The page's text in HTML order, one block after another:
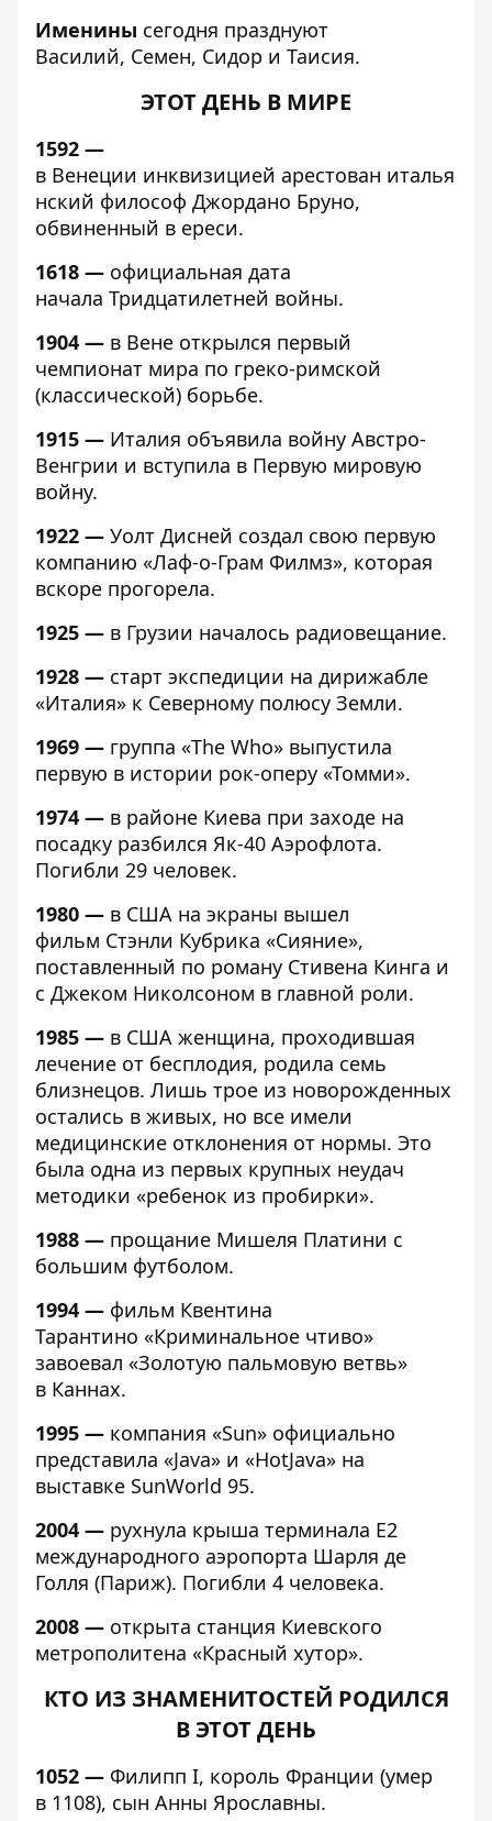
Именины сегодня празднуют
Василий, Семен, Сидор и Таисия.
ЭТОТ ДЕНЬ В МИРЕ
1592 —
в Венеции инквизицией арестован италья
нский философ Джордано Бруно,
обвиненный в ереси.
1618 — официальная дата
начала Тридцатилетней войны.
1904 — в Вене открылся первый
чемпионат мира по греко-римской
(классической) борьбе.
1915 — Италия объявила войну Австро-
Венгрии и вступила в Первую мировую
войну.
1922 — Уолт Дисней создал свою первую
компанию «Лаф-о-Грам Филмз», которая
вскоре прогорела.
1925 — в Грузии началось радиовещание.
1928 — старт экспедиции на дирижабле
«Италия» к Северному полюсу Земли.
1969 — группа «The Who» выпустила
первую в истории рок-оперу «Томми».
1974 — в районе Киева при заходе на
посадку разбился Як-40 Аэрофлота.
Погибли 29 человек.
1980 — в США на экраны вышел
фильм Стэнли Кубрика «Сияние»,
поставленный по роману Стивена Кинга и
с Джеком Николсоном в главной роли.
1985 — в США женщина, проходившая
лечение от бесплодия, родила семь
близнецов. Лишь трое из новорожденных
остались в живых, но все имели
медицинские отклонения от нормы. Это
была одна из первых крупных неудач
методики «ребенок из пробирки».
1988 — прощание Мишеля Платини с
большим футболом.
1994 — фильм Квентина
Тарантино «Криминальное чтиво»
завоевал «Золотую пальмовую ветвь»
в Каннах.
1995 — компания «Sun» официально
представила «Java» и «HotJava» на
выставке SunWorld 95.
2004 — рухнула крыша терминала Е2
международного аэропорта Шарля де
Голля (Париж). Погибли 4 человека.
2008 — открыта станция Киевского
метрополитена «Красный хутор».
КТО ИЗ ЗНАМЕНИТОСТЕЙ РОДИЛСЯ
В ЭТОТ ДЕНЬ
1052 — Филипп I, король Франции (умер
в 1108), сын Анны Ярославны.